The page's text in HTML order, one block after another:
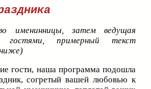
именинницы, затем ведущая
примерный текст
гости, наша программа подошла
согретый вашей любовью к